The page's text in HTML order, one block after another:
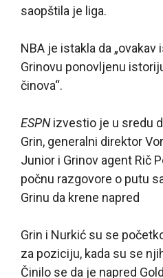
saopštila je liga.
NBA je istakla da
Grinovu ponovljenu
činova“.
ESPNizvestio je u sredu
Grin, generalni direktor
Junior i Grinov agent Rič
počnu razgovore o putu
Grinu da krene napred
Grin i Nurkić su se
za poziciju, kada su se
Činilo se da je napred